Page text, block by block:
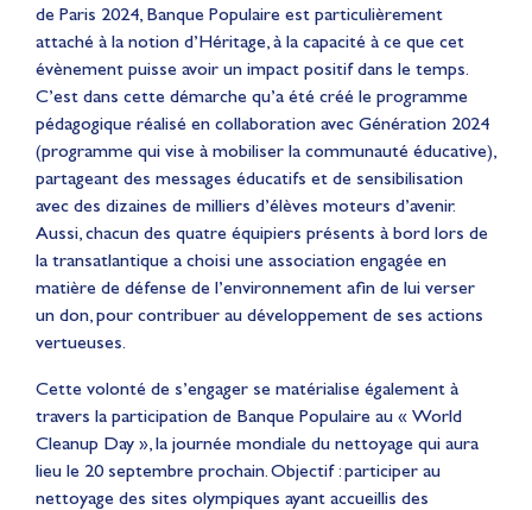
de Paris 2024, Banque Populaire est particulièrement
attaché à la notion d’Héritage, à la capacité à ce que cet
évènement puisse avoir un impact positif dans le temps.
C’est dans cette démarche qu’a été créé le programme
pédagogique réalisé en collaboration avec Génération 2024
(programme qui vise à mobiliser la communauté éducative),
partageant des messages éducatifs et de sensibilisation
avec des dizaines de milliers d’élèves moteurs d’avenir.
Aussi, chacun des quatre équipiers présents à bord lors de
la transatlantique a choisi une association engagée en
matière de défense de l’environnement afin de lui verser
un don, pour contribuer au développement de ses actions
vertueuses.
Cette volonté de s’engager se matérialise également à
travers la participation de Banque Populaire au « World
Cleanup Day », la journée mondiale du nettoyage qui aura
lieu le 20 septembre prochain. Objectif : participer au
nettoyage des sites olympiques ayant accueillis des